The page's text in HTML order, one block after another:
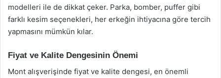
modelleri ile de dikkat çeker. Parka, bomber, puffer gibi
farklı kesim seçenekleri, her erkeğin ihtiyacına göre tercih
yapmasını mümkün kılar.
Fiyat ve Kalite Dengesinin Önemi
Mont alışverişinde fiyat ve kalite dengesi, en önemli